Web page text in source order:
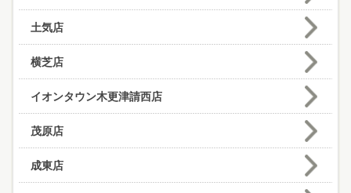
土気店
横芝店
イオンタウン木更津請西店
茂原店
成東店